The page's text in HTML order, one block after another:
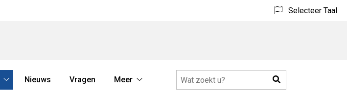
Selecteer Taal
Medische
Nieuws Vragen
Meer
Zoeken